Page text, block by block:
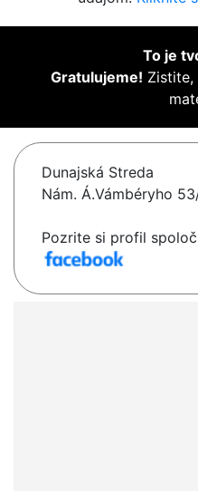
To je
Gratulujeme!
Dunajská Streda
Nám. Á.Vámbéryho
Pozrite si profil